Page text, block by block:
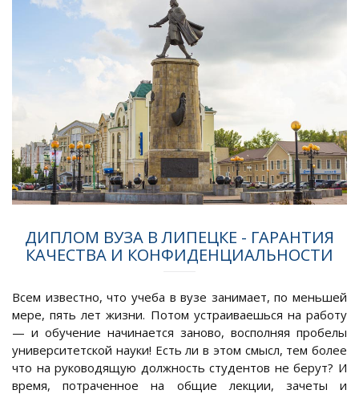
ДИПЛОМ ВУЗА В ЛИПЕЦКЕ - ГАРАНТИЯ
КАЧЕСТВА И КОНФИДЕНЦИАЛЬНОСТИ
Всем известно, что учеба в вузе занимает, по меньшей
мере, пять лет жизни. Потом устраиваешься на работу
— и обучение начинается заново, восполняя пробелы
университетской науки! Есть ли в этом смысл, тем более
что на руководящую должность студентов не берут? И
время, потраченное на общие лекции, зачеты и